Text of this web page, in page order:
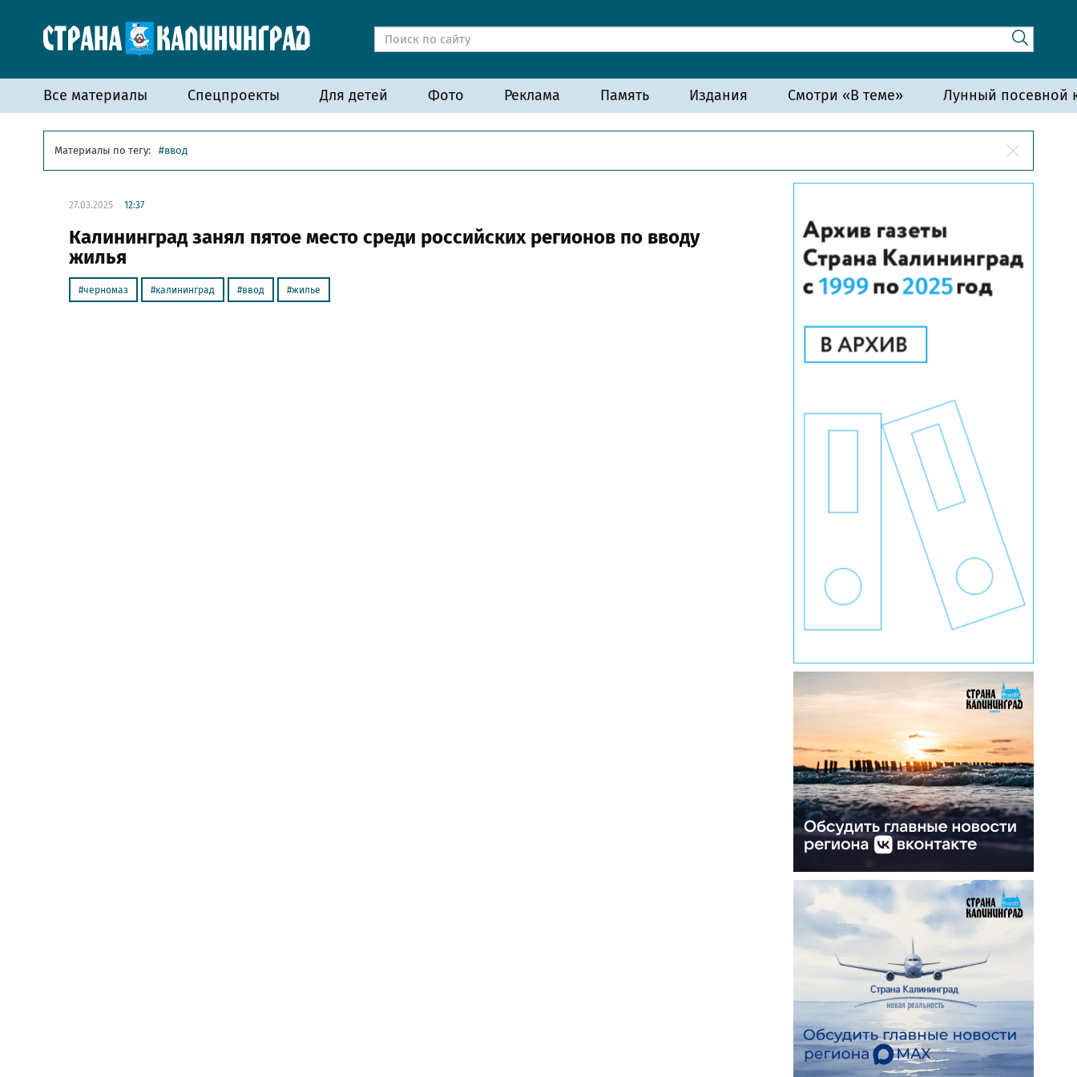
Все материалы Спецпроекты Для детей Фото Реклама Память Издания Смотри «В теме» Лунный посевной
Материалы по тегу: ввод
27.03.2025 12:37
Калининград занял пятое место среди российских регионов по вводу
жилья
черномаз калининград ввод жилье